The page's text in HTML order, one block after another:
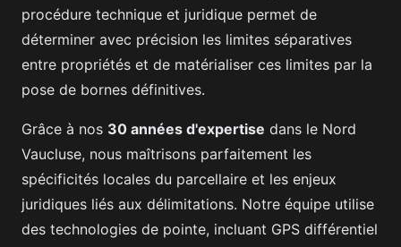
procédure technique et juridique permet de
déterminer avec précision les limites séparatives
entre propriétés et de matérialiser ces limites par la
pose de bornes définitives.
Grâce à nos 30 années d'expertise dans le Nord
Vaucluse, nous maîtrisons parfaitement les
spécificités locales du parcellaire et les enjeux
juridiques liés aux délimitations. Notre équipe utilise
des technologies de pointe, incluant GPS différentiel